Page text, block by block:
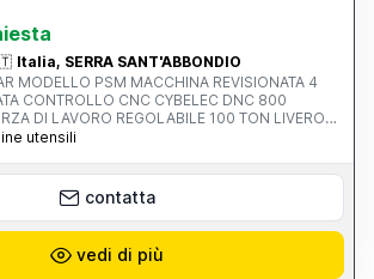
Italia, SERRA SANT'ABBONDIO
4
800
MM MASSIMA LUNGHEZZA
MM/S DI
400 MM PRESSIONE D'ESERCIZIO
ASSE R 150 MM
utensili
contatta
vedi di più